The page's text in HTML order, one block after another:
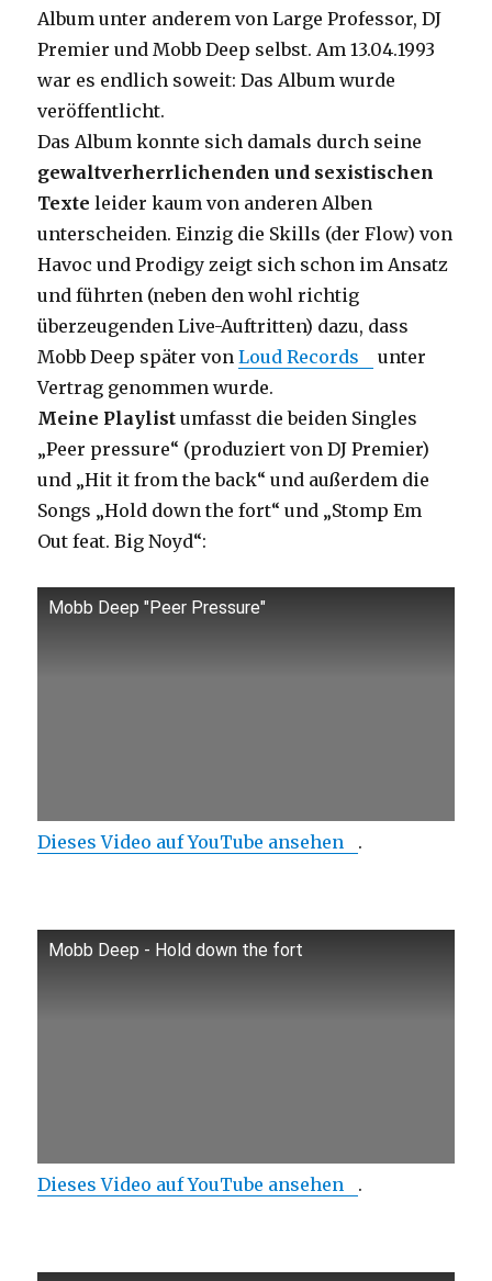
Album unter anderem von Large Professor, DJ
Premier und Mobb Deep selbst. Am 13.04.1993
war es endlich soweit: Das Album wurde
veröffentlicht.
Das Album konnte sich damals durch seine
gewaltverherrlichenden und sexistischen
Texte leider kaum von anderen Alben
unterscheiden. Einzig die Skills (der Flow) von
Havoc und Prodigy zeigt sich schon im Ansatz
und führten (neben den wohl richtig
überzeugenden Live-Auftritten) dazu, dass
Mobb Deep später vonLoud Records
unter
Vertrag genommen wurde.
Meine Playlist umfasst die beiden Singles
„Peer pressure“ (produziert von DJ Premier)
und „Hit it from the back“ und außerdem die
Songs „Hold down the fort“ und „Stomp Em
Out feat. Big Noyd“:
Mobb Deep "Peer Pressure"
Dieses Video auf YouTube ansehen .
Mobb Deep - Hold down the fort
Dieses Video auf YouTube ansehen .